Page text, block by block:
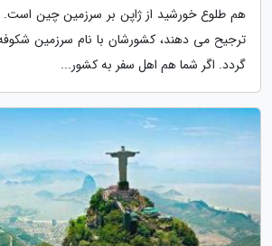
هم طلوع خورشید از ژاپن بر سرزمین چین است.
ترجیح می دهند، کشورشان با نام سرزمین
گردد. اگر شما هم اهل سفر به کشور...